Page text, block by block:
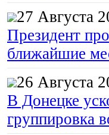
27 Августа
Президент
ближайшие
26 Августа
В Донецке
группировка